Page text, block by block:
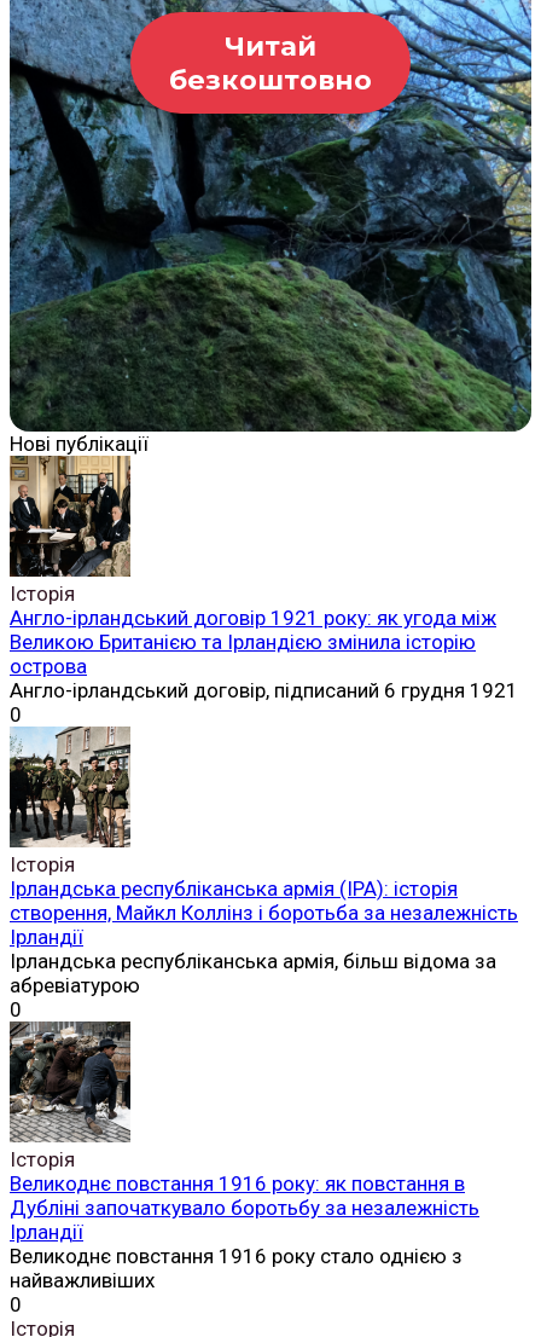
Читай
безкоштовно
Нові публікації
Історія
Англо-ірландський договір 1921 року: як угода між
Великою Британією та Ірландією змінила історію
острова
Англо-ірландський договір, підписаний 6 грудня 1921
0
Історія
Ірландська республіканська армія (ІРА): історія
створення, Майкл Коллінз і боротьба за незалежність
Ірландії
Ірландська республіканська армія, більш відома за
абревіатурою
0
Історія
Великоднє повстання 1916 року: як повстання в
Дубліні започаткувало боротьбу за незалежність
Ірландії
Великоднє повстання 1916 року стало однією з
найважливіших
0
Історія